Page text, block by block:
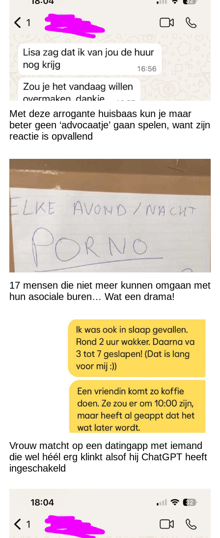
Met deze arrogante huisbaas kun je maar
beter geen ‘advocaatje’ gaan spelen, want zijn
reactie is opvallend
17 mensen die niet meer kunnen omgaan met
hun asociale buren… Wat een drama!
Vrouw matcht op een datingapp met iemand
die wel héél erg klinkt alsof hij ChatGPT heeft
ingeschakeld